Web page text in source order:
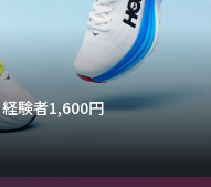
経験者1,600円